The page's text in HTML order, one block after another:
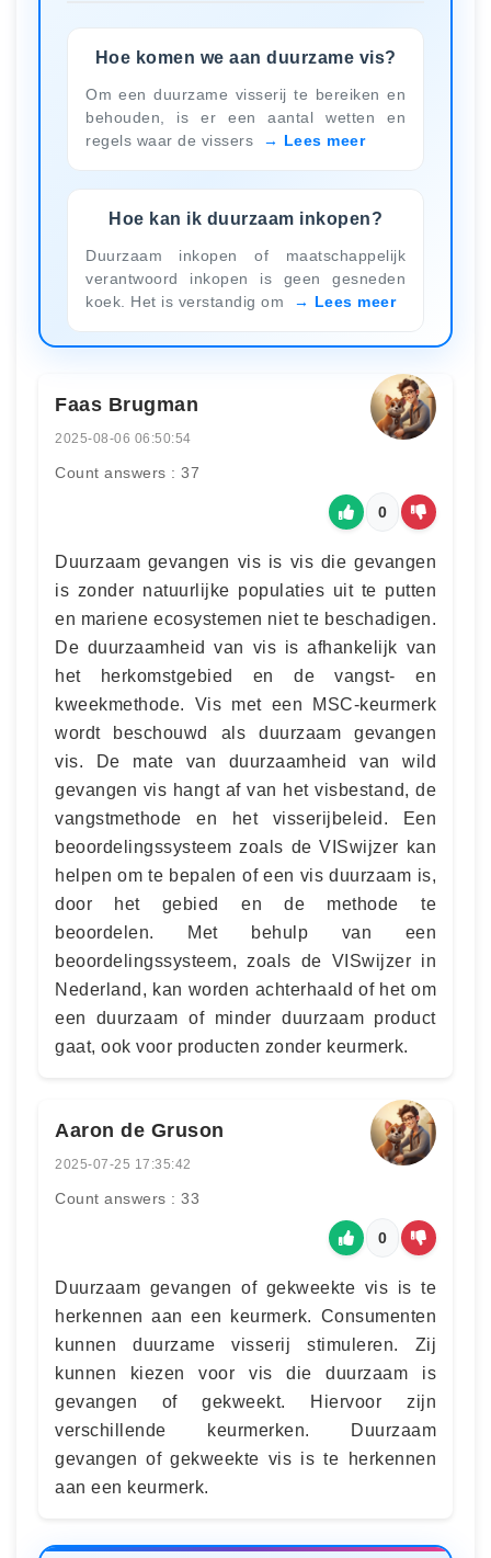
Hoe komen we aan duurzame vis?
Om een duurzame visserij te bereiken en
behouden, is er een aantal wetten en
regels waar de vissers
Lees meer
Hoe kan ik duurzaam inkopen?
Duurzaam inkopen of maatschappelijk
verantwoord inkopen is geen gesneden
koek. Het is verstandig om
Lees meer
Faas Brugman
2025-08-06 06:50:54
Count answers : 37
0
Duurzaam gevangen vis is vis die gevangen
is zonder natuurlijke populaties uit te putten
en mariene ecosystemen niet te beschadigen.
De duurzaamheid van vis is afhankelijk van
het herkomstgebied en de vangst- en
kweekmethode. Vis met een MSC-keurmerk
wordt beschouwd als duurzaam gevangen
vis. De mate van duurzaamheid van wild
gevangen vis hangt af van het visbestand, de
vangstmethode en het visserijbeleid. Een
beoordelingssysteem zoals de VISwijzer kan
helpen om te bepalen of een vis duurzaam is,
door het gebied en de methode te
beoordelen. Met behulp van een
beoordelingssysteem, zoals de VISwijzer in
Nederland, kan worden achterhaald of het om
een duurzaam of minder duurzaam product
gaat, ook voor producten zonder keurmerk.
Aaron de Gruson
2025-07-25 17:35:42
Count answers : 33
0
Duurzaam gevangen of gekweekte vis is te
herkennen aan een keurmerk. Consumenten
kunnen duurzame visserij stimuleren. Zij
kunnen kiezen voor vis die duurzaam is
gevangen of gekweekt. Hiervoor zijn
verschillende keurmerken. Duurzaam
gevangen of gekweekte vis is te herkennen
aan een keurmerk.